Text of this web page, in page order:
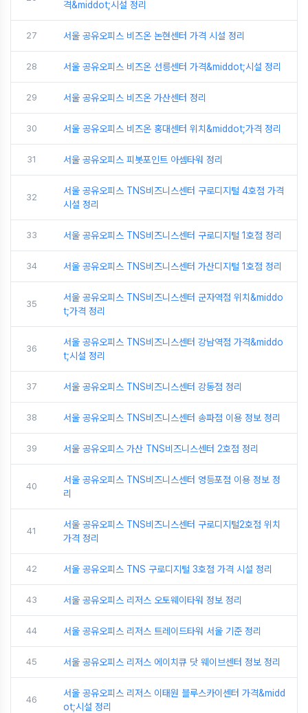
격&middot;시설 정리
27 서울 공유오피스 비즈온 논현센터 가격 시설 정리
28 서울 공유오피스 비즈온 선릉센터 가격&middot;시설 정리
29 서울 공유오피스 비즈온 가산센터 정리
30 서울 공유오피스 비즈온 홍대센터 위치&middot;가격 정리
31 서울 공유오피스 피봇포인트 아셈타워 정리
32
서울 공유오피스 TNS비즈니스센터 구로디지털 4호점 가격
시설 정리
33 서울 공유오피스 TNS비즈니스센터 구로디지털 1호점 정리
34 서울 공유오피스 TNS비즈니스센터 가산디지털 1호점 정리
35
서울 공유오피스 TNS비즈니스센터 군자역점 위치&middo
t;가격 정리
36
서울 공유오피스 TNS비즈니스센터 강남역점 가격&middo
t;시설 정리
37 서울 공유오피스 TNS비즈니스센터 강동점 정리
38 서울 공유오피스 TNS비즈니스센터 송파점 이용 정보 정리
39 서울 공유오피스 가산 TNS비즈니스센터 2호점 정리
40
서울 공유오피스 TNS비즈니스센터 영등포점 이용 정보 정
리
41
서울 공유오피스 TNS비즈니스센터 구로디지털2호점 위치
가격 정리
42 서울 공유오피스 TNS 구로디지털 3호점 가격 시설 정리
43 서울 공유오피스 리저스 오토웨이타워 정보 정리
44 서울 공유오피스 리저스 트레이드타워 서울 기준 정리
45 서울 공유오피스 리저스 에이치큐 닷 웨이브센터 정보 정리
46
서울 공유오피스 리저스 이태원 블루스카이센터 가격&midd
ot;시설 정리